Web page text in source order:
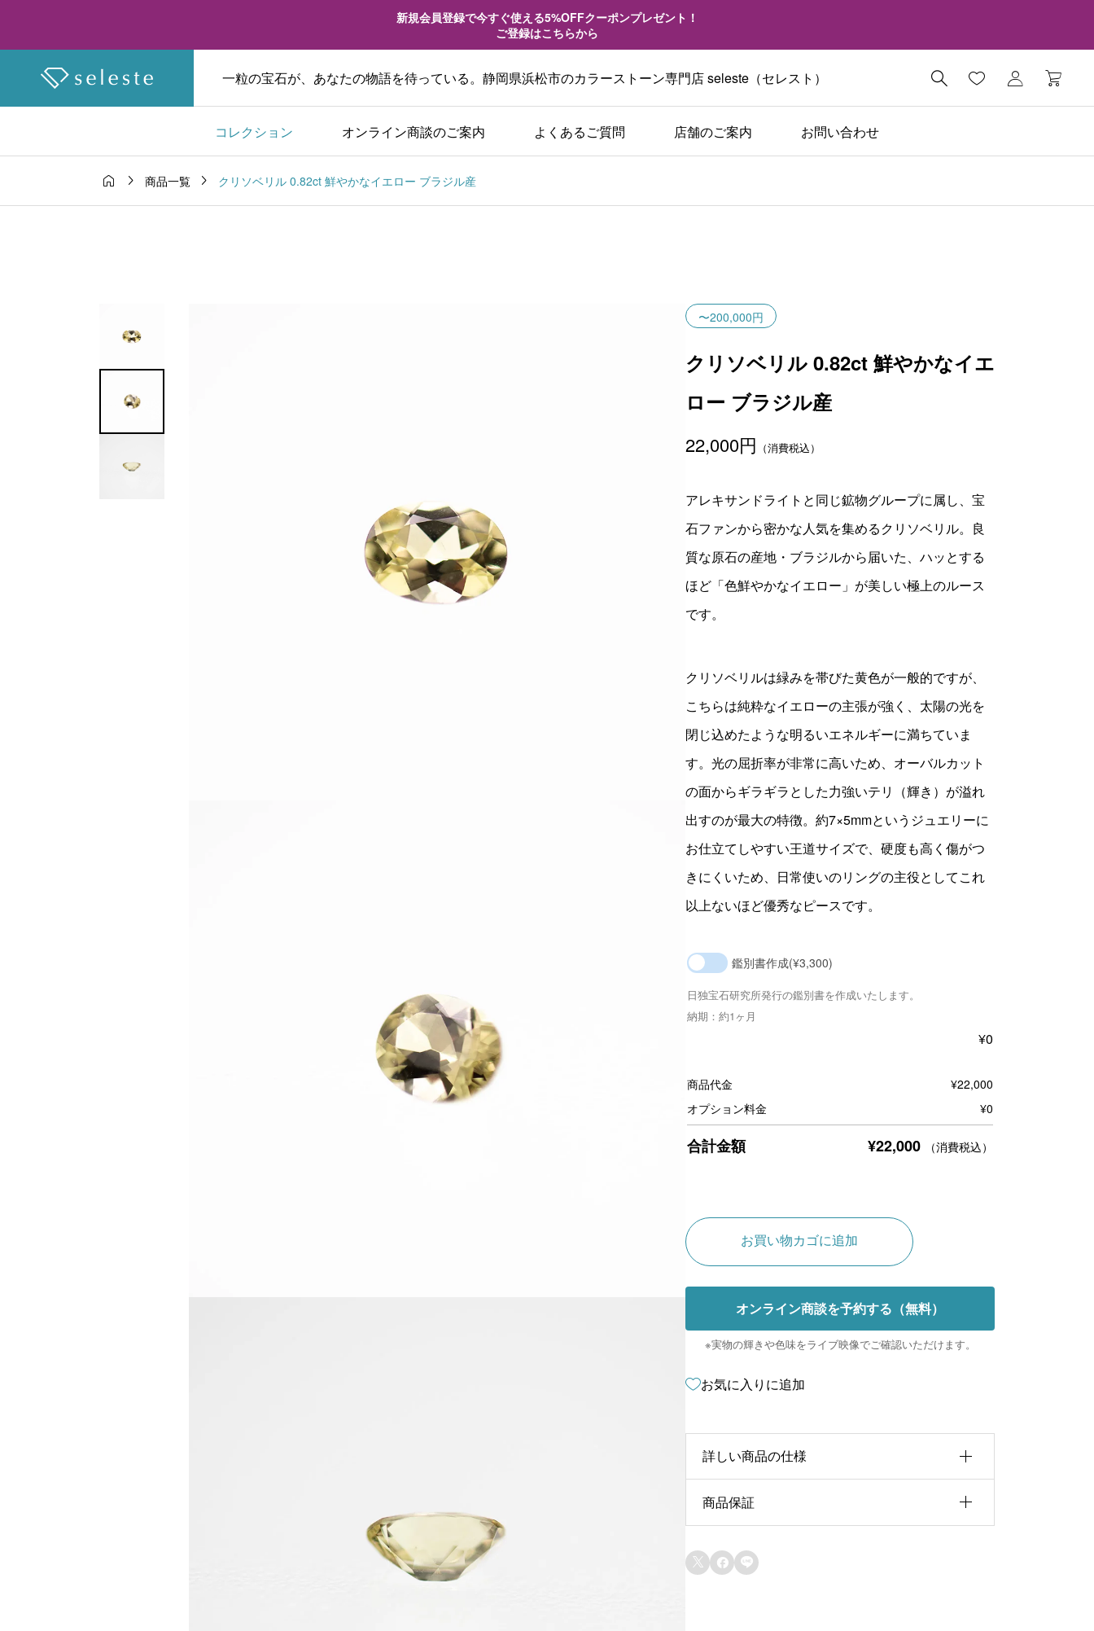
新規会員登録で今すぐ使える5%OFFクーポンプレゼント！
ご登録はこちらから
一粒の宝石が、あなたの物語を待っている。静岡県浜松市のカラーストーン専門店 seleste（セレスト） 
コレクション オンライン商談のご案内 よくあるご質問 店舗のご案内 お問い合わせ
  商品一覧  クリソベリル 0.82ct 鮮やかなイエロー ブラジル産
〜200,000円
クリソベリル 0.82ct 鮮やかなイエ
ロー ブラジル産
22,000円 （消費税込）
アレキサンドライトと同じ鉱物グループに属し、宝
石ファンから密かな人気を集めるクリソベリル。良
質な原石の産地・ブラジルから届いた、ハッとする
ほど「色鮮やかなイエロー」が美しい極上のルース
です。
クリソベリルは緑みを帯びた黄色が一般的ですが、
こちらは純粋なイエローの主張が強く、太陽の光を
閉じ込めたような明るいエネルギーに満ちていま
す。光の屈折率が非常に高いため、オーバルカット
の面からギラギラとした力強いテリ（輝き）が溢れ
出すのが最大の特徴。約7×5mmというジュエリーに
お仕立てしやすい王道サイズで、硬度も高く傷がつ
きにくいため、日常使いのリングの主役としてこれ
以上ないほど優秀なピースです。
鑑別書作成(¥3,300)
日独宝石研究所発行の鑑別書を作成いたします。
納期：約1ヶ月
¥0
商品代金 ¥22,000
オプション料金
¥0
合計金額 ¥22,000 （消費税込）
お買い物カゴに追加
t
e
r
i
オンライン商談を予約する（無料）
※実物の輝きや色味をライブ映像でご確認いただけます。
お気に入りに追加
詳しい商品の仕様
ct
サイズ
商品保証
天然石保証
  